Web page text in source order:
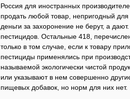
Россия для иностранных
продать любой товар, непригодный для
деньги за захоронение не берут, а
пестицидов. Остальные 418,
только в том случае, если к товару
пестициды применялись при
называемой экологически чистой
или указывают в нем совершенно
пищевых добавок, но норм для них нет.